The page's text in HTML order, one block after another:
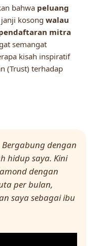
bahwa peluang
kosong walau
mitra
semangat
kisah inspiratif
(Trust) terhadap
dengan
hidup saya. Kini
dengan
per bulan,
saya sebagai ibu